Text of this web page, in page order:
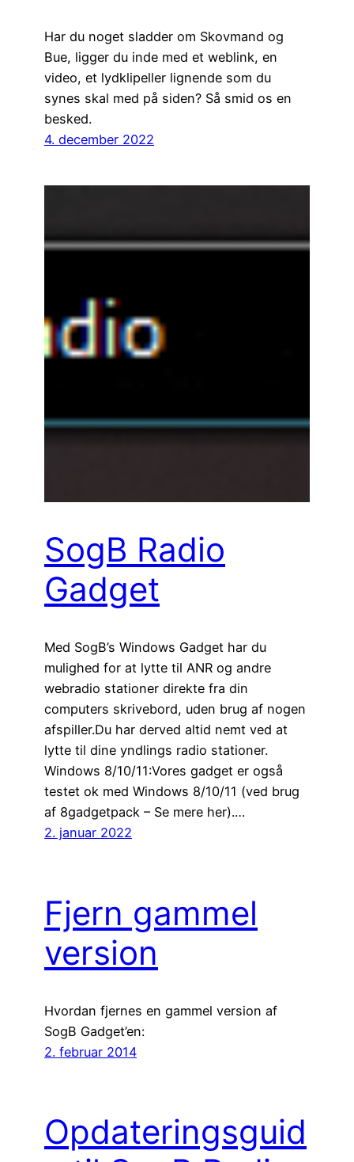
Har du noget sladder om Skovmand og
Bue, ligger du inde med et weblink, en
video, et lydklipeller lignende som du
synes skal med på siden? Så smid os en
besked.
4. december 2022
SogB Radio
Gadget
Med SogB’s Windows Gadget har du
mulighed for at lytte til ANR og andre
webradio stationer direkte fra din
computers skrivebord, uden brug af nogen
afspiller.Du har derved altid nemt ved at
lytte til dine yndlings radio stationer.
Windows 8/10/11:Vores gadget er også
testet ok med Windows 8/10/11 (ved brug
af 8gadgetpack – Se mere her).…
2. januar 2022
Fjern gammel
version
Hvordan fjernes en gammel version af
SogB Gadget’en:
2. februar 2014
Opdateringsguid